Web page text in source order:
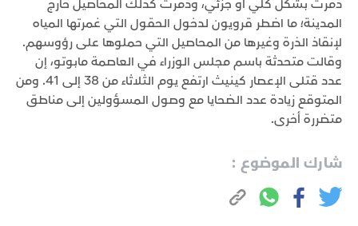
دُمرت بشكل كلي أو جزئي، ودُمرت كذلك المحاصيل خارج
المدينة؛ ما اضطر قرويون لدخول الحقول التي غمرتها المياه
لإنقاذ الذرة وغيرها من المحاصيل التي حملوها على رؤوسهم.
وقالت متحدثة باسم مجلس الوزراء في العاصمة مابوتو، إن
عدد قتلى الإعصار كينيث ارتفع يوم الثلاثاء من 38 إلى 41. ومن
المتوقع زيادة عدد الضحايا مع وصول المسؤولين إلى مناطق
متضررة أخرى.
شارك الموضوع :